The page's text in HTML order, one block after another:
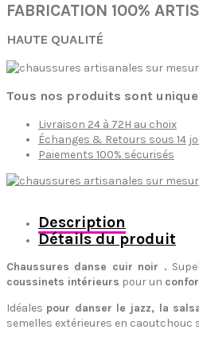
FABRICATION 100%
HAUTE QUALITÉ
Tous nos produits sont
Livraison 24 à 72H au choix
Échanges & Retours sous 14
Paiements 100% sécurisés
Description
Détails du produit
Chaussures danse cuir noir .
coussinets intérieurs pour un
Idéales pour danser le jazz, la
semelles extérieures en